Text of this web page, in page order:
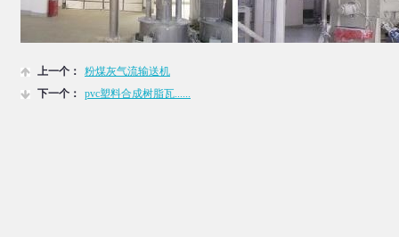
上一个：
粉煤灰气流输送机
下一个：
pvc塑料合成树脂瓦......